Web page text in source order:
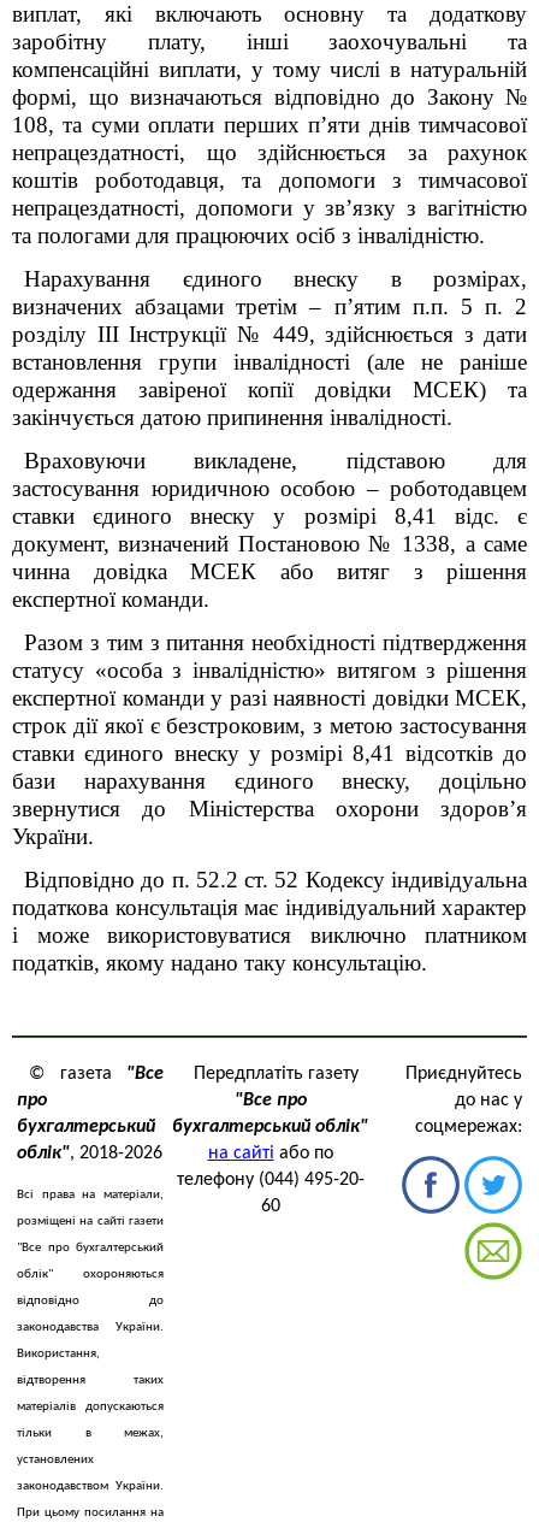
виплат, які включають основну та додаткову
заробітну плату, інші заохочувальні та
компенсаційні виплати, у тому числі в натуральній
формі, що визначаються відповідно до Закону №
108, та суми оплати перших п’яти днів тимчасової
непрацездатності, що здійснюється за рахунок
коштів роботодавця, та допомоги з тимчасової
непрацездатності, допомоги у зв’язку з вагітністю
та пологами для працюючих осіб з інвалідністю.
Нарахування єдиного внеску в розмірах,
визначених абзацами третім – п’ятим п.п. 5 п. 2
розділу ІІІ Інструкції № 449, здійснюється з дати
встановлення групи інвалідності (але не раніше
одержання завіреної копії довідки МСЕК) та
закінчується датою припинення інвалідності.
Враховуючи викладене, підставою для
застосування юридичною особою – роботодавцем
ставки єдиного внеску у розмірі 8,41 відс. є
документ, визначений Постановою № 1338, а саме
чинна довідка МСЕК або витяг з рішення
експертної команди.
Разом з тим зпитання необхідності підтвердження
статусу «особа з інвалідністю» витягом з рішення
експертної командиу разі наявності довідки МСЕК,
строк дії якої є безстроковим, з метою застосування
ставки єдиного внеску у розмірі 8,41 відсотків до
бази нарахування єдиного внеску, доцільно
звернутися до Міністерства охорони здоров’я
України.
Відповідно до п. 52.2 ст. 52 Кодексу індивідуальна
податкова консультація має індивідуальний характер
і може використовуватися виключно платником
податків, якому надано таку консультацію.
© газета "Все
про
бухгалтерський
облік", 2018-2026
Всі права на матеріали,
розміщені на сайті газети
"Все про бухгалтерський
облік" охороняються
відповідно до
законодавства України.
Використання,
відтворення таких
матеріалів допускаються
тільки в межах,
установлених
законодавством України.
При цьому посилання на
Передплатіть газету
"Все про
бухгалтерський облік"
на сайті або по
телефону (044) 495-20-
60
Приєднуйтесь
до нас у
соцмережах: